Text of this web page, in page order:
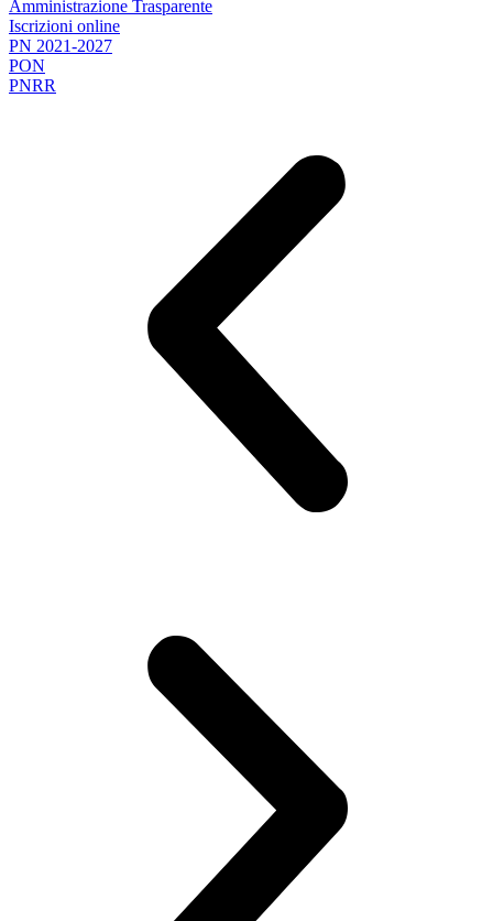
Amministrazione Trasparente
Iscrizioni online
PN 2021-2027
PON
PNRR